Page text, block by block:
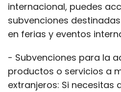
internacional, puedes
subvenciones
en ferias y eventos
- Subvenciones para la
productos o servicios a
extranjeros: Si necesitas